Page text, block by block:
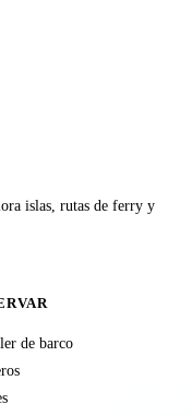
islas, rutas de ferry y
de barco